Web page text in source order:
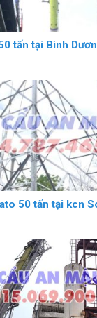
tấn tại Bình
50 tấn tại kcn